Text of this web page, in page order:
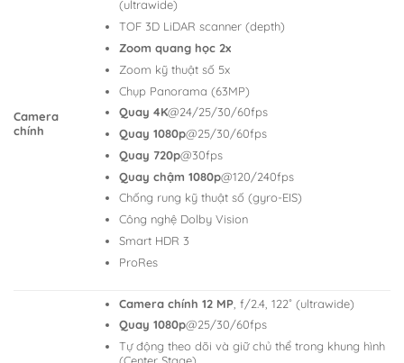
Camera
chính
(ultrawide)
TOF 3D LiDAR scanner (depth)
Zoom quang học 2x
Zoom kỹ thuật số 5x
Chụp Panorama (63MP)
Quay 4K@24/25/30/60fps
Quay 1080p@25/30/60fps
Quay 720p@30fps
Quay chậm 1080p@120/240fps
Chống rung kỹ thuật số (gyro-EIS)
Công nghệ Dolby Vision
Smart HDR 3
ProRes
Camera chính 12 MP , f/2.4, 122˚ (ultrawide)
Quay 1080p@25/30/60fps
Tự động theo dõi và giữ chủ thể trong khung hình